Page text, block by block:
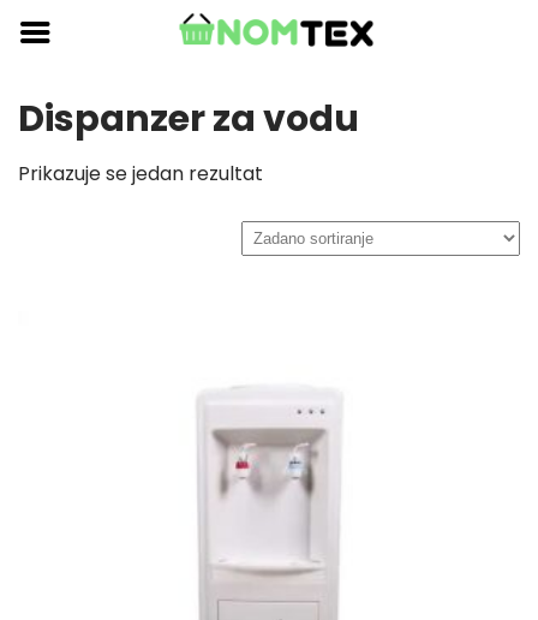
Skip
content
Dispanzer za vodu
Prikazuje se jedan rezultat